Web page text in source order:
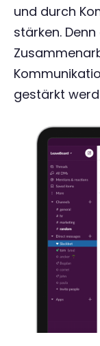
und durch
stärken.
gestärkt